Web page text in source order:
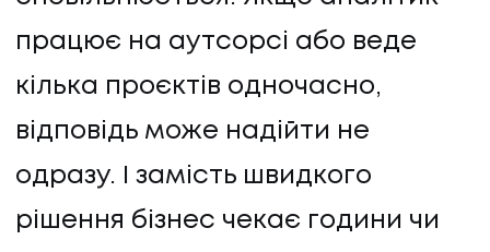
працює на аутсорсі або веде
кілька проєктів одночасно,
відповідь може надійти не
одразу. І замість швидкого
рішення бізнес чекає години чи